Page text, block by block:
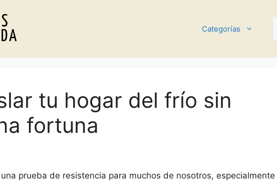
Categorías
tu hogar del frío sin
fortuna
prueba de resistencia para muchos de nosotros, especialmente